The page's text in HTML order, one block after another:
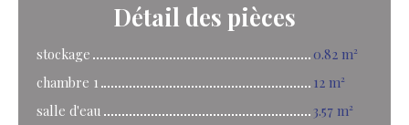
Détail des pièces
stockage
0.82 m²
chambre 1
12 m²
salle d'eau
3.57 m²